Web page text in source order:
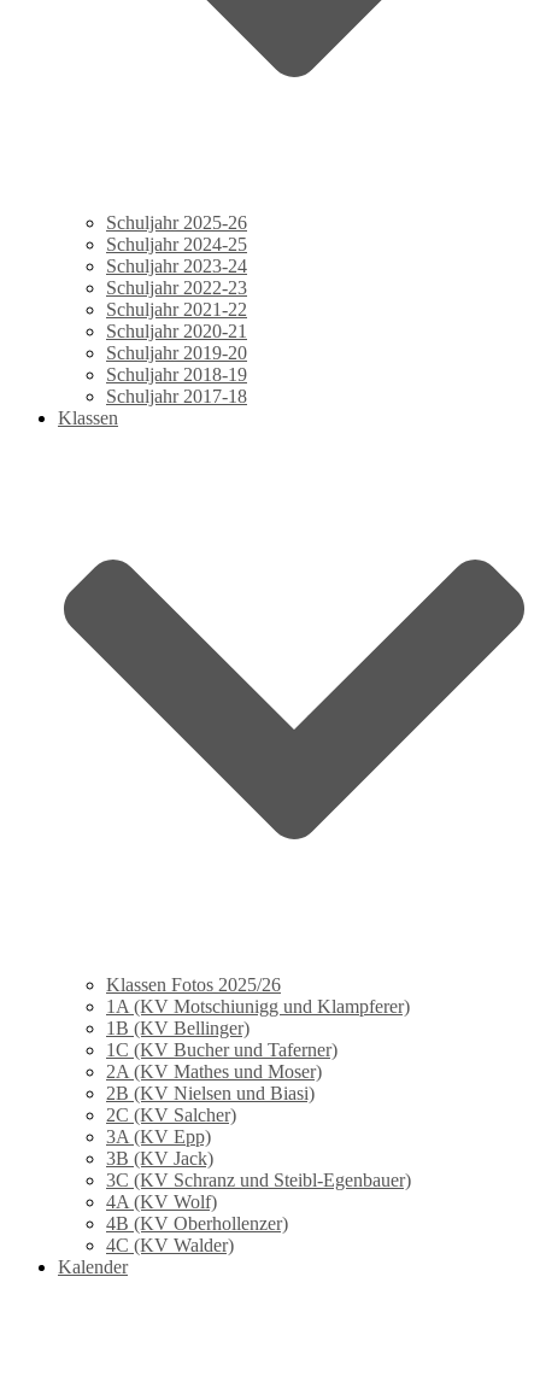
Schuljahr 2025-26
Schuljahr 2024-25
Schuljahr 2023-24
Schuljahr 2022-23
Schuljahr 2021-22
Schuljahr 2020-21
Schuljahr 2019-20
Schuljahr 2018-19
Schuljahr 2017-18
Klassen
Klassen Fotos 2025/26
1A (KV Motschiunigg und Klampferer)
1B (KV Bellinger)
1C (KV Bucher und Taferner)
2A (KV Mathes und Moser)
2B (KV Nielsen und Biasi)
2C (KV Salcher)
3A (KV Epp)
3B (KV Jack)
3C (KV Schranz und Steibl-Egenbauer)
4A (KV Wolf)
4B (KV Oberhollenzer)
4C (KV Walder)
Kalender